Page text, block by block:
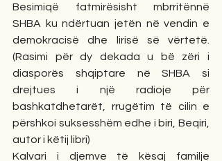
Besimiqë fatmirësisht mbrritënnë
SHBA ku ndërtuan jetën në vendin e
demokracisë dhe lirisë së vërtetë.
(Rasimi për dy dekada u bë zëri i
diasporës shqiptare në SHBA si
drejtues i një radioje për
bashkatdhetarët, rrugëtim të cilin e
përshkoi suksesshëm edhe i biri, Beqiri,
autor i këtij libri)
Kalvari i djemve të kësaj familje